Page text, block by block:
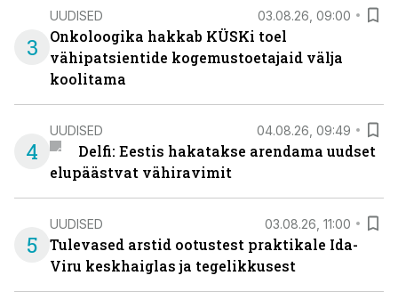
3
UUDISED 03.08.26, 09:00
Onkoloogika hakkab KÜSKi toel
vähipatsientide kogemustoetajaid välja
koolitama
4
UUDISED 04.08.26, 09:49
Delfi: Eestis hakatakse arendama uudset
elupäästvat vähiravimit
5
UUDISED 03.08.26, 11:00
Tulevased arstid ootustest praktikale Ida-
Viru keskhaiglas ja tegelikkusest